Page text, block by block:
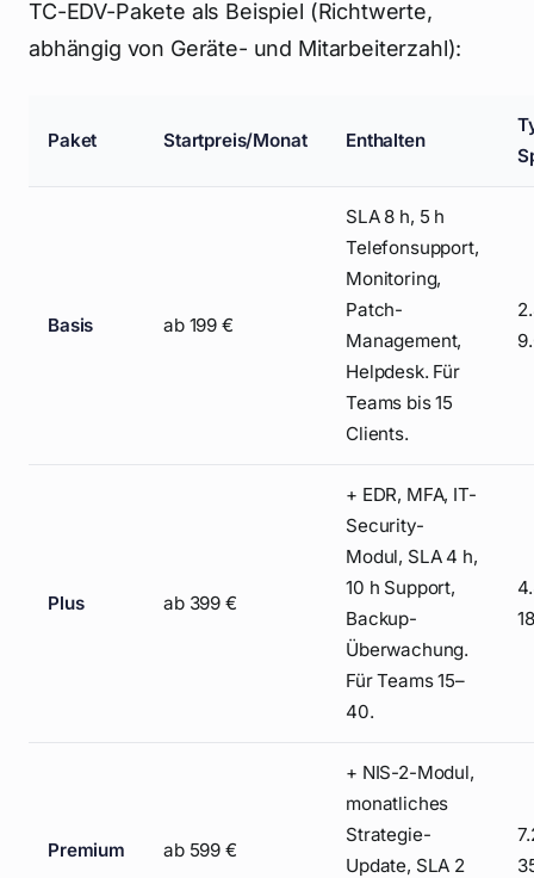
TC-EDV-Pakete als Beispiel (Richtwerte,
abhängig von Geräte- und Mitarbeiterzahl):
Paket Startpreis/Monat Enthalten
Basis ab 199 €
SLA 8 h, 5 h
Telefonsupport,
Monitoring,
Patch-
Management,
Helpdesk. Für
Teams bis 15
Clients.
Plus ab 399 €
+ EDR, MFA, IT-
Security-
Modul, SLA 4 h,
10 h Support,
Backup-
Überwachung.
Für Teams 15–
40.
Premium ab 599 €
+ NIS-2-Modul,
monatliches
Strategie-
Update, SLA 2